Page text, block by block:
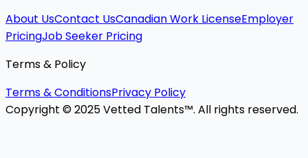
About UsContact UsCanadian Work LicenseEmployer
PricingJob Seeker Pricing
Terms & Policy
Terms & ConditionsPrivacy Policy
Copyright © 2025 Vetted Talents™. All rights reserved.